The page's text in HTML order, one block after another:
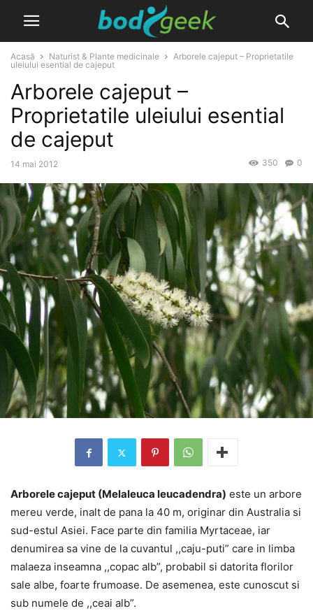
Acasă Naturist & Plante medicinale
Arborele cajeput – Proprietatile
uleiului esential de cajeput
Arborele cajeput –
Proprietatile uleiului esential
de cajeput
14 mai 2012 0
350
Arborele cajeput (Melaleuca leucadendra) este un arbore
mereu verde, inalt de pana la 40 m, originar din Australia si
sud-estul Asiei. Face parte din familia Myrtaceae, iar
denumirea sa vine de la cuvantul ,,caju-puti” care in limba
malaeza inseamna ,,copac alb”, probabil si datorita florilor
sale albe, foarte frumoase. De asemenea, este cunoscut si
sub numele de ,,ceai alb”.